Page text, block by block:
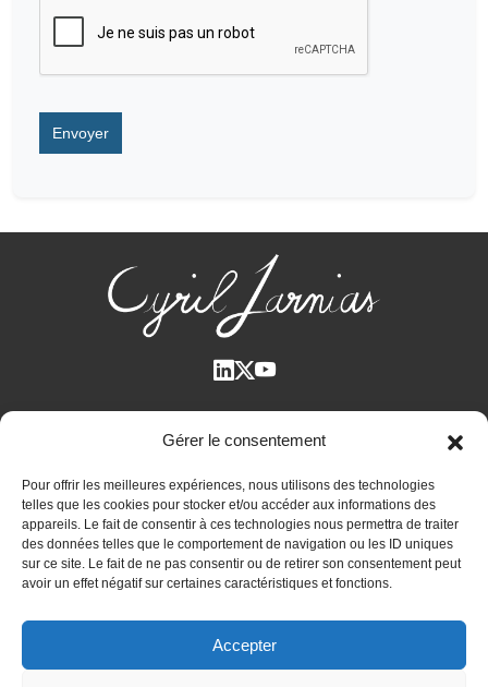
Gérer le consentement
Pour offrir les meilleures expériences, nous utilisons des technologies
telles que les cookies pour stocker et/ou accéder aux informations des
appareils. Le fait de consentir à ces technologies nous permettra de traiter
des données telles que le comportement de navigation ou les ID uniques
sur ce site. Le fait de ne pas consentir ou de retirer son consentement peut
avoir un effet négatif sur certaines caractéristiques et fonctions.
Accepter
Plan des articles
Cyril Jarnias dans la Presse
Contactez-moi
Immobilier international